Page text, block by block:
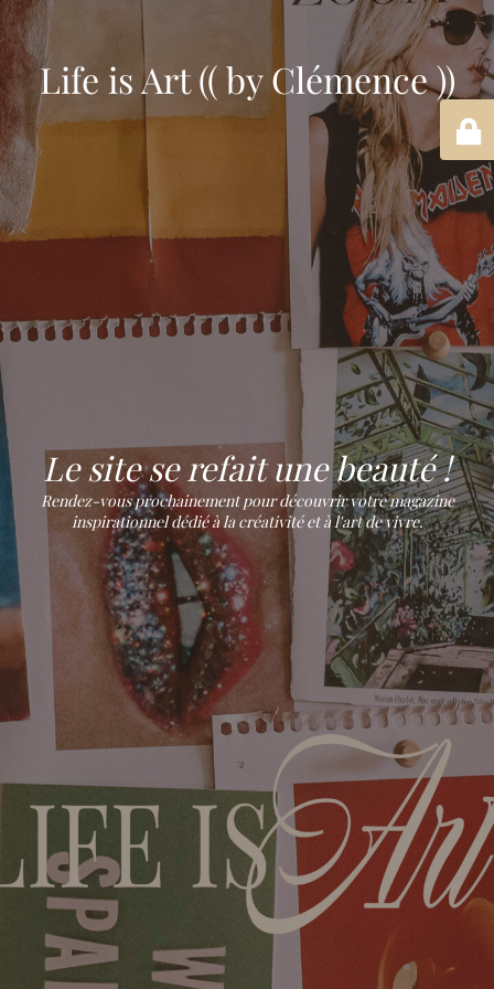
Life is Art (( by Clémence ))
Le site se refait une beauté !
Rendez-vous prochainement pour découvrir votre magazine
inspirationnel dédié à la créativité et à l'art de vivre.